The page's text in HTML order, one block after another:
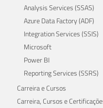
Analysis Services (SSAS)
Azure Data Factory (ADF)
Integration Services (SSIS)
Microsoft
Power BI
Reporting Services (SSRS)
Carreira e Cursos
Carreira, Cursos e